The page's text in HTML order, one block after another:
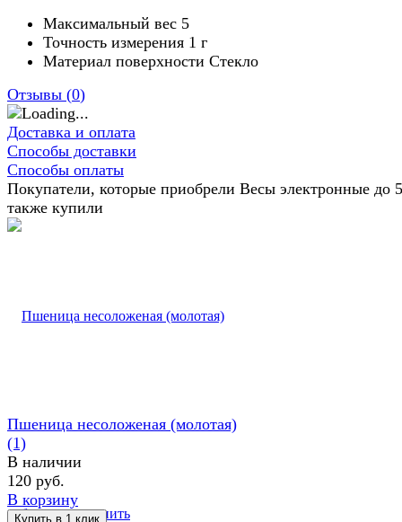
Максимальный вес 5
Точность измерения 1 г
Материал поверхности Стекло
Отзывы (0)
Доставка и оплата
Способы доставки
Способы оплаты
Покупатели, которые приобрели Весы электронные до
также купили
избранное сравнить
Пшеница несоложеная (молотая)
(1)
В наличии
120 руб.
В корзину